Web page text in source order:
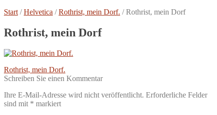
Start /Helvetica /Rothrist, mein Dorf. /Rothrist, mein Dorf
Rothrist, mein Dorf
Beitragsnavigation
Vorheriger
Beitrag:
Rothrist, mein Dorf.
Schreiben Sie einen Kommentar
Ihre E-Mail-Adresse wird nicht veröffentlicht. Erforderliche Felder
sind mit * markiert